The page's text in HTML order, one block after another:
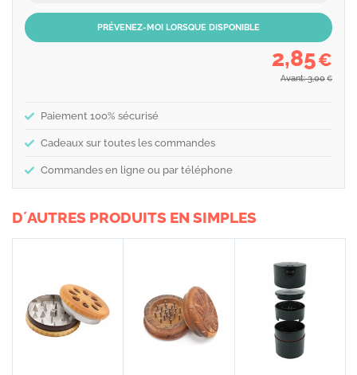
PRÉVENEZ-MOI LORSQUE DISPONIBLE
2,85€
Avant: 3,00 €
Paiement 100% sécurisé
Cadeaux sur toutes les commandes
Commandes en ligne ou par téléphone
D´AUTRES PRODUITS EN SIMPLES